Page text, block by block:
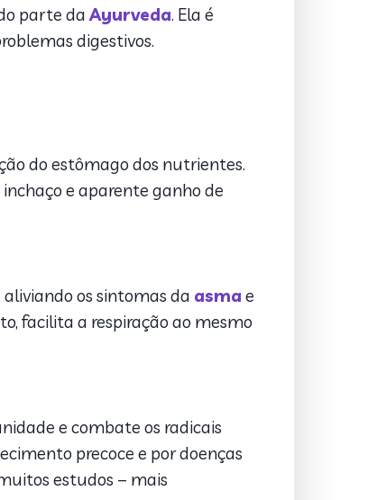
parte daAyurveda. Ela é
digestivos.
do estômago dos nutrientes.
inchaço e aparente ganho de
os sintomas da asma e
facilita a respiração ao mesmo
e combate os radicais
precoce e por doenças
estudos – mais